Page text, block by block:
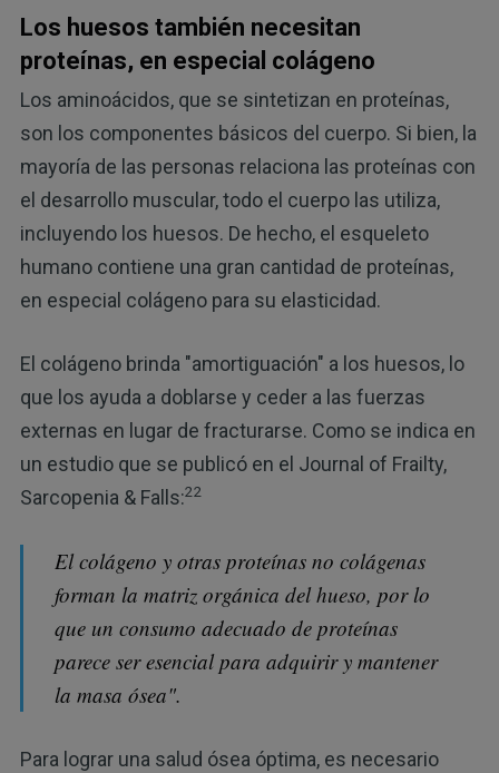
Los huesos también necesitan
proteínas, en especial colágeno
Los aminoácidos, que se sintetizan en proteínas,
son los componentes básicos del cuerpo. Si bien, la
mayoría de las personas relaciona las proteínas con
el desarrollo muscular, todo el cuerpo las utiliza,
incluyendo los huesos. De hecho, el esqueleto
humano contiene una gran cantidad de proteínas,
en especial colágeno para su elasticidad.
El colágeno brinda "amortiguación" a los huesos, lo
que los ayuda a doblarse y ceder a las fuerzas
externas en lugar de fracturarse. Como se indica en
un estudio que se publicó en el Journal of Frailty,
Sarcopenia & Falls:22
El colágeno y otras proteínas no colágenas
forman la matriz orgánica del hueso, por lo
que un consumo adecuado de proteínas
parece ser esencial para adquirir y mantener
la masa ósea".
Para lograr una salud ósea óptima, es necesario